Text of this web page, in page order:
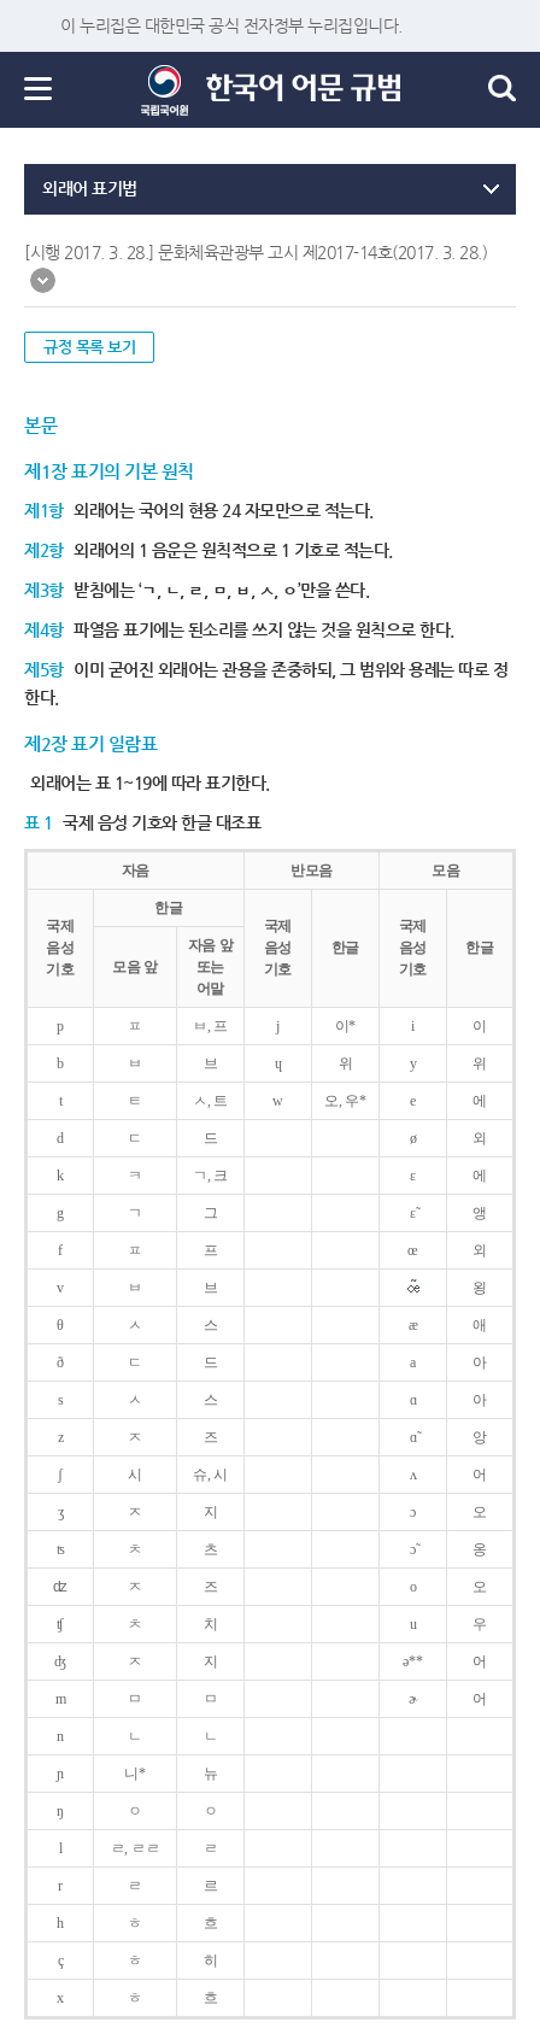
이 누리집은 대한민국 공식 전자정부 누리집입니다.
외래어 표기법
[시행 2017. 3. 28.] 문화체육관광부 고시 제2017-14호(2017. 3. 28.)
규정 목록 보기
본문
제1장 표기의 기본 원칙
제1항 외래어는 국어의 현용 24 자모만으로 적는다.
제2항 외래어의 1 음운은 원칙적으로 1 기호로 적는다.
제3항 받침에는 ‘ㄱ, ㄴ, ㄹ, ㅁ, ㅂ, ㅅ, ㅇ’만을 쓴다.
제4항 파열음 표기에는 된소리를 쓰지 않는 것을 원칙으로 한다.
제5항 이미 굳어진 외래어는 관용을 존중하되, 그 범위와 용례는 따로 정
한다.
제2장 표기 일람표
외래어는 표 1~19에 따라 표기한다.
표 1 국제 음성 기호와 한글 대조표
자음 반모음 모음
국제
음성
기호
한글
국제
음성
기호
한글
국제
음성
기호
한글
모음 앞
자음 앞
또는
어말
p ㅍ ㅂ, 프 j 이* i 이
b ㅂ 브 ɥ 위 y 위
t ㅌ ㅅ, 트 w 오, 우* e 에
d ㄷ 드 ø 외
k ㅋ ㄱ, 크 ɛ 에
g ㄱ 그 ɛ̃ 앵
f ㅍ 프 œ 외
v ㅂ 브 욍
θ ㅅ 스 æ 애
ð ㄷ 드 a 아
s ㅅ 스 ɑ 아
z ㅈ 즈 ɑ̃ 앙
ʃ 시 슈, 시 ʌ 어
ʒ ㅈ 지 ɔ 오
ʦ ㅊ 츠 ɔ̃ 옹
ʣ ㅈ 즈 o 오
ʧ ㅊ 치 u 우
ʤ ㅈ 지 ə** 어
m ㅁ ㅁ ɚ 어
n ㄴ ㄴ
ɲ 니* 뉴
ŋ ㅇ ㅇ
l ㄹ, ㄹㄹ ㄹ
r ㄹ 르
h ㅎ 흐
ç ㅎ 히
x ㅎ 흐